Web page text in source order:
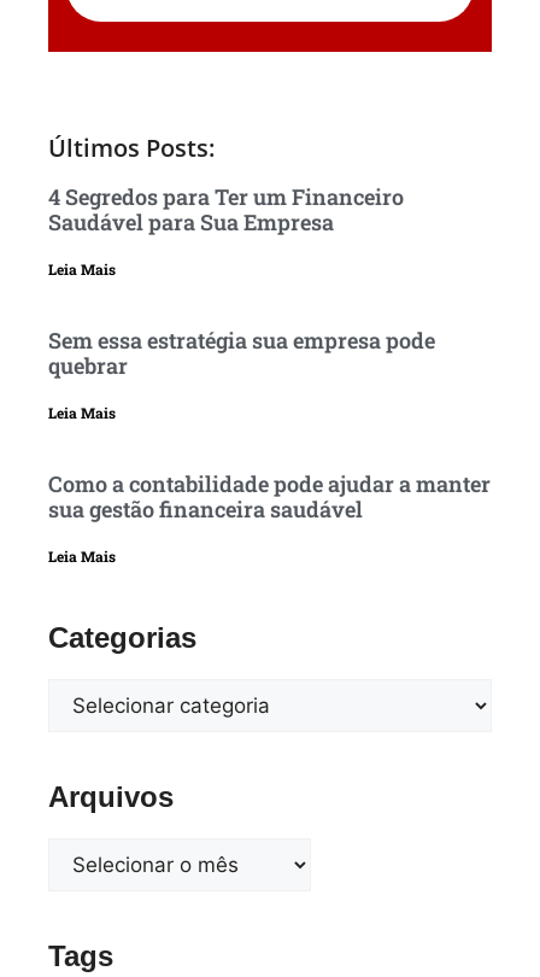
Últimos Posts:
4 Segredos para Ter um Financeiro
Saudável para Sua Empresa
Leia Mais
Sem essa estratégia sua empresa pode
quebrar
Leia Mais
Como a contabilidade pode ajudar a manter
sua gestão financeira saudável
Leia Mais
Categorias
Arquivos
Tags